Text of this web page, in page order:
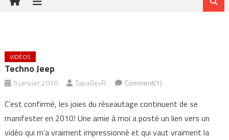
VIDÉOS
Techno Jeep
5 janvier 2010 TapaGeuR Comment(1)
C’est confirmé, les joies du réseautage continuent de se
manifester en 2010! Une amie à moi a posté un lien vers un
vidéo qui m’a vraiment impressionné et qui vaut vraiment la